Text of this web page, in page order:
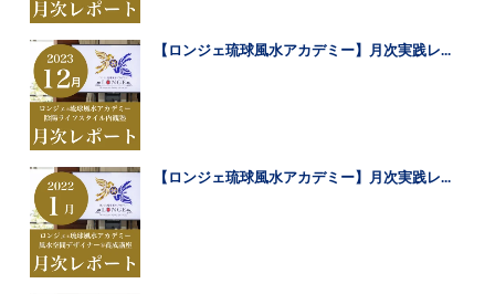
【ロンジェ琉球風水アカデミー】月次実践レ...
【ロンジェ琉球風水アカデミー】月次実践レ...